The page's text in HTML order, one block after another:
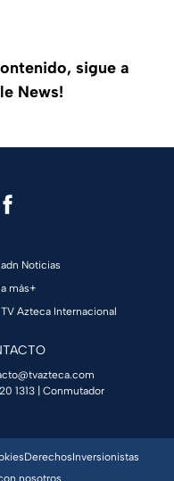
sigue a
News!
adn Noticias
a más+
TV Azteca Internacional
1313 | Conmutador
DerechosInversionistas
nosotros